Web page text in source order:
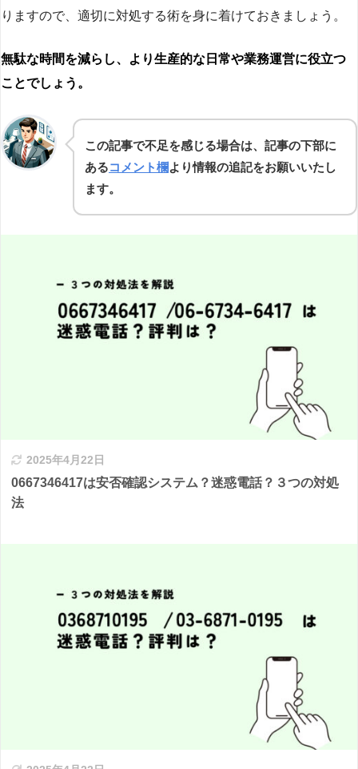
りますので、適切に対処する術を身に着けておきましょう。
無駄な時間を減らし、より生産的な日常や業務運営に役立つ
ことでしょう。
この記事で不足を感じる場合は、記事の下部に
あるコメント欄より情報の追記をお願いいたし
ます。
2025年4月22日
0667346417は安否確認システム？迷惑電話？３つの対処
法